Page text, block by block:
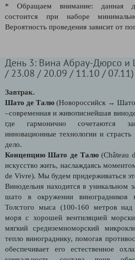
* Обращаем внимание: данная
состоится при наборе
Вероятность проведения зависит от
День 3: Вина Абрау-Дюрсо и
/ 23.08 / 20.09 / 11.10 / 07.11)
Завтрак.
Шато де Талю (Новороссийск →
–современная и живописнейшая
где гармонично сочетаются
инновационные технологии и
дело.
Концепцию Шато де Талю(Château
искусство жить, наслаждаясь
de Vivre). Мы будем придерживаться
Винодельня находится в уникальном
шато в окружении виноградников
Толстого мыса (100-160 метров
моря с хорошей вентиляцией
мягкий средиземноморский
тепло винограднику, помогая
обеспечивает его естественное